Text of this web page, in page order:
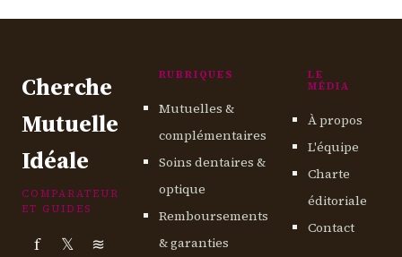
Cherche
Mutuelle
Idéale
COMPARATEUR
ET GUIDES
f 𝕏 ≋
RUBRIQUES
Mutuelles &
complémentaires
Soins dentaires &
optique
Remboursements
& garanties
LE
MÉDIA
À propos
L'équipe
Charte
éditoriale
Contact